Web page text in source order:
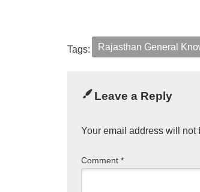
Tags: Rajasthan General
Leave a Reply
Your email address will not
Comment *